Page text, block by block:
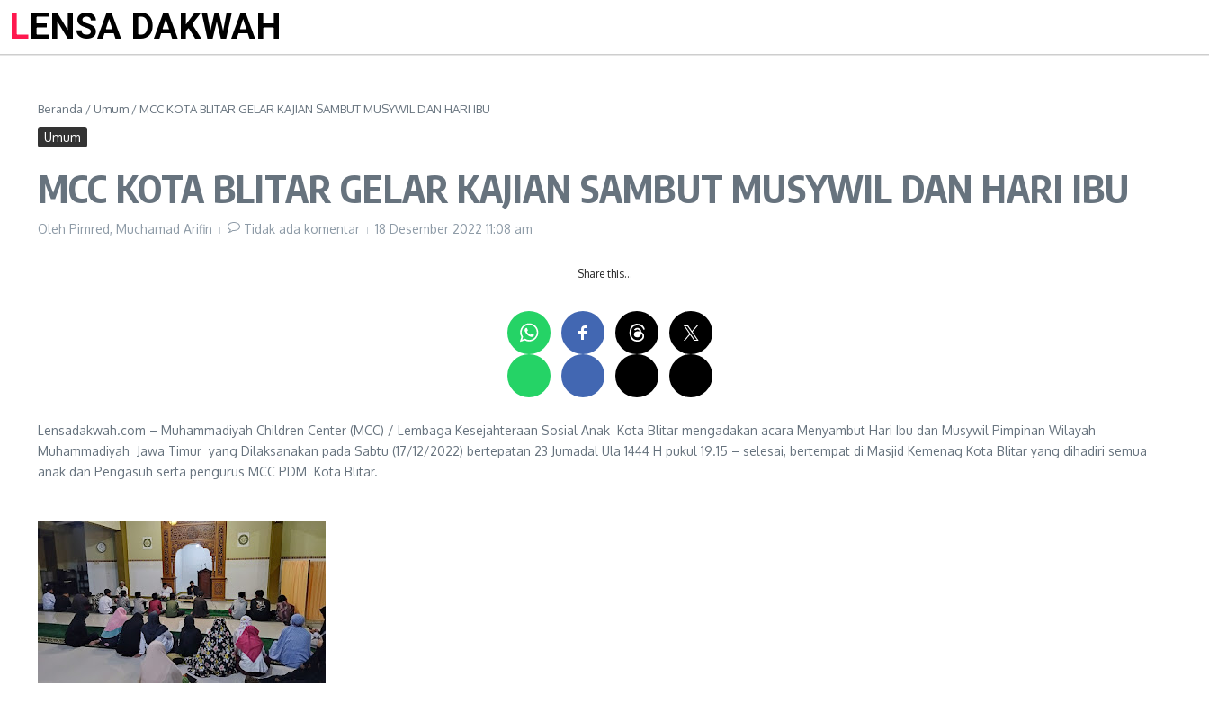
LENSA DAKWAH
Beranda / Umum / MCC KOTA BLITAR GELAR KAJIAN SAMBUT MUSYWIL DAN HARI IBU
Umum
MCC KOTA BLITAR GELAR KAJIAN SAMBUT MUSYWIL DAN HARI IBU
Oleh Pimred, Muchamad Arifin Tidak ada komentar 18 Desember 2022 11:08 am
Share this…
Lensadakwah.com – Muhammadiyah Children Center (MCC) / Lembaga Kesejahteraan Sosial Anak Kota Blitar mengadakan acara Menyambut Hari Ibu dan Musywil Pimpinan Wilayah
Muhammadiyah Jawa Timur yang Dilaksanakan pada Sabtu (17/12/2022) bertepatan 23 Jumadal Ula 1444 H pukul 19.15 – selesai, bertempat di Masjid Kemenag Kota Blitar yang dihadiri semua
anak dan Pengasuh serta pengurus MCC PDM Kota Blitar.